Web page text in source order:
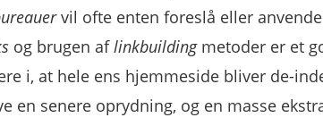
vil ofte enten foreslå eller
og brugen aflinkbuildingmetoder er et
i, at hele ens hjemmeside bliver de-
en senere oprydning, og en masse